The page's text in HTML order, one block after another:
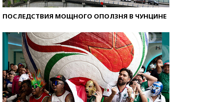
ПОСЛЕДСТВИЯ МОЩНОГО ОПОЛЗНЯ В ЧУНЦИНЕ